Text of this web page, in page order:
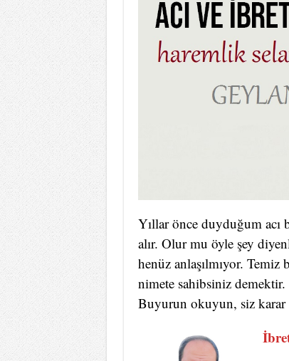
Yıllar önce duyduğum acı
alır. Olur mu öyle şey
henüz anlaşılmıyor.
nimete sahibsiniz
Buyurun okuyun, siz karar